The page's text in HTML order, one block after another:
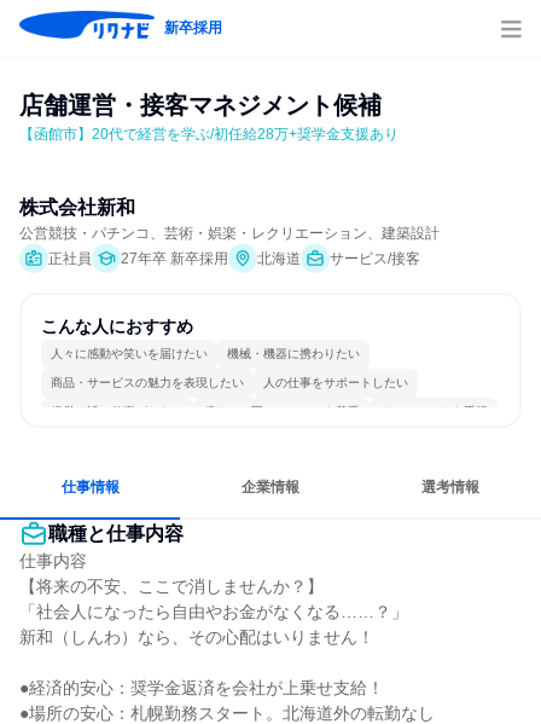
新卒採用
店舗運営・接客マネジメント候補
【函館市】20代で経営を学ぶ/初任給28万+奨学金支援あり
株式会社新和
公営競技・パチンコ、芸術・娯楽・レクリエーション、建築設計
正社員
27年卒 新卒採用 北海道 サービス/接客
こんな人におすすめ
人々に感動や笑いを届けたい 機械・機器に携わりたい
商品・サービスの魅力を表現したい 人の仕事をサポートしたい
経営に近い仕事がしたい 穏やかで互いのペースを尊重 チームワークを重視
仕事情報 企業情報 選考情報
職種と仕事内容
仕事内容
【将来の不安、ここで消しませんか？】
「社会人になったら自由やお金がなくなる……？」
新和（しんわ）なら、その心配はいりません！
●経済的安心：奨学金返済を会社が上乗せ支給！
●場所の安心：札幌勤務スタート。北海道外の転勤なし